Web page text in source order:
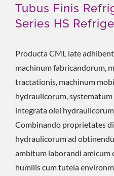
Tubus Finis
Series HS
Producta CML late
machinum fabricandorum,
tractationis, machinum
hydraulicorum,
integrata olei
Combinando proprietates
hydraulicorum ad
ambitum laborandi amicum
humilis cum tutela